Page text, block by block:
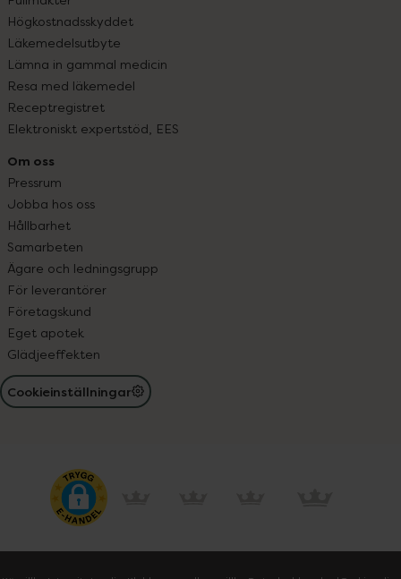
Högkostnadsskyddet
Läkemedelsutbyte
Lämna in gammal medicin
Resa med läkemedel
Receptregistret
Elektroniskt expertstöd, EES
Om oss
Pressrum
Jobba hos oss
Hållbarhet
Samarbeten
Ägare och ledningsgrupp
För leverantörer
Företagskund
Eget apotek
Glädjeeffekten
Cookieinställningar